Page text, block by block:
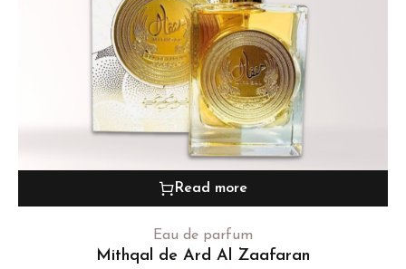
Read more
Eau de parfum
Mithqal de Ard Al Zaafaran